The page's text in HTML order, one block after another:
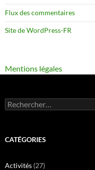
Flux des commentaires
Site de WordPress-FR
Mentions légales
Rechercher :
CATÉGORIES
Activités (27)